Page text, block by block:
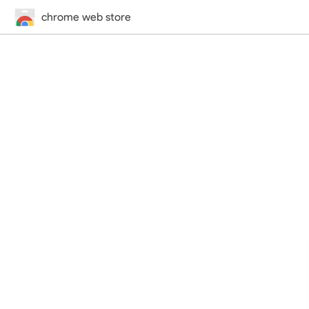
chrome web store